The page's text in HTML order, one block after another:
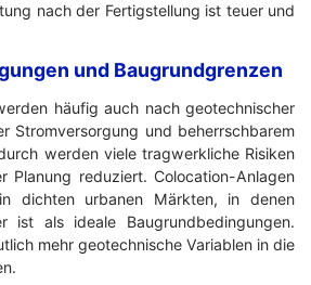
nach der Fertigstellung ist teuer und
und Baugrundgrenzen
häufig auch nach geotechnischer
Stromversorgung und beherrschbarem
werden viele tragwerkliche Risiken
Planung reduziert. Colocation-Anlagen
dichten urbanen Märkten, in denen
ist als ideale Baugrundbedingungen.
mehr geotechnische Variablen in die